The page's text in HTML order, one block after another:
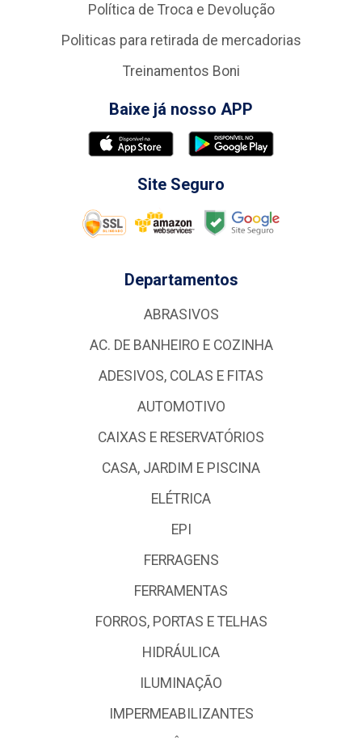
Política de Troca e Devolução
Politicas para retirada de mercadorias
Treinamentos Boni
Baixe já nosso APP
Site Seguro
Departamentos
ABRASIVOS
AC. DE BANHEIRO E COZINHA
ADESIVOS, COLAS E FITAS
AUTOMOTIVO
CAIXAS E RESERVATÓRIOS
CASA, JARDIM E PISCINA
ELÉTRICA
EPI
FERRAGENS
FERRAMENTAS
FORROS, PORTAS E TELHAS
HIDRÁULICA
ILUMINAÇÃO
IMPERMEABILIZANTES